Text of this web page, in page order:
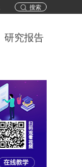
搜索
研究报告